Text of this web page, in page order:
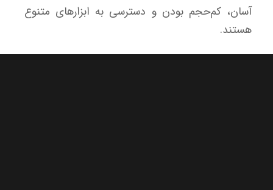
آسان، کم‌حجم بودن و دسترسی به ابزارهای متنوع
هستند.